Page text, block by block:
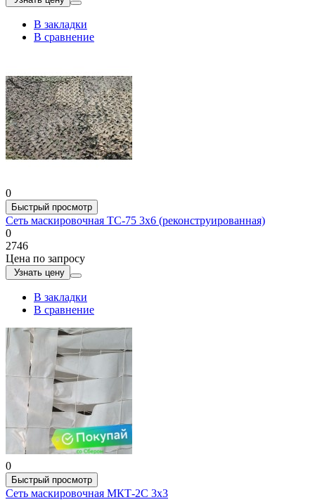
В закладки
В сравнение
0
Быстрый просмотр
Сеть маскировочная ТС-75 3х6 (реконструированная)
0
2746
Цена по запросу
Узнать цену
В закладки
В сравнение
0
Быстрый просмотр
Сеть маскировочная МКТ-2С 3х3